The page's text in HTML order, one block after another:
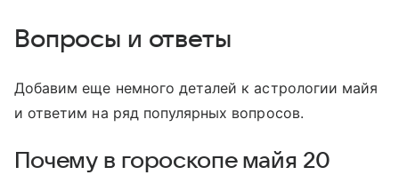
Вопросы и ответы
Добавим еще немного деталей к астрологии майя
и ответим на ряд популярных вопросов.
Почему в гороскопе майя 20